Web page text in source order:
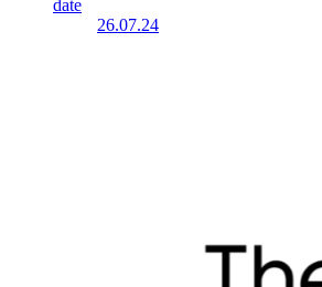
date
26.07.24